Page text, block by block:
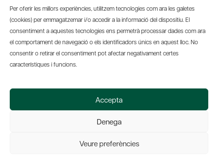
Per oferir les millors experiències, utilitzem tecnologies com ara les galetes
(cookies) per emmagatzemar i/o accedir a la informació del dispositiu. El
consentiment a aquestes tecnologies ens permetrà processar dades com ara
el comportament de navegació o els identificadors únics en aquest lloc. No
consentir o retirar el consentiment pot afectar negativament certes
característiques i funcions.
Accepta
Denega
Veure preferències
info@amicsdelpais.com
Suscripció Newsletter
© 2026 Societat Econòmica Barcelonesa d'Amics del País
Web by Ideamatic